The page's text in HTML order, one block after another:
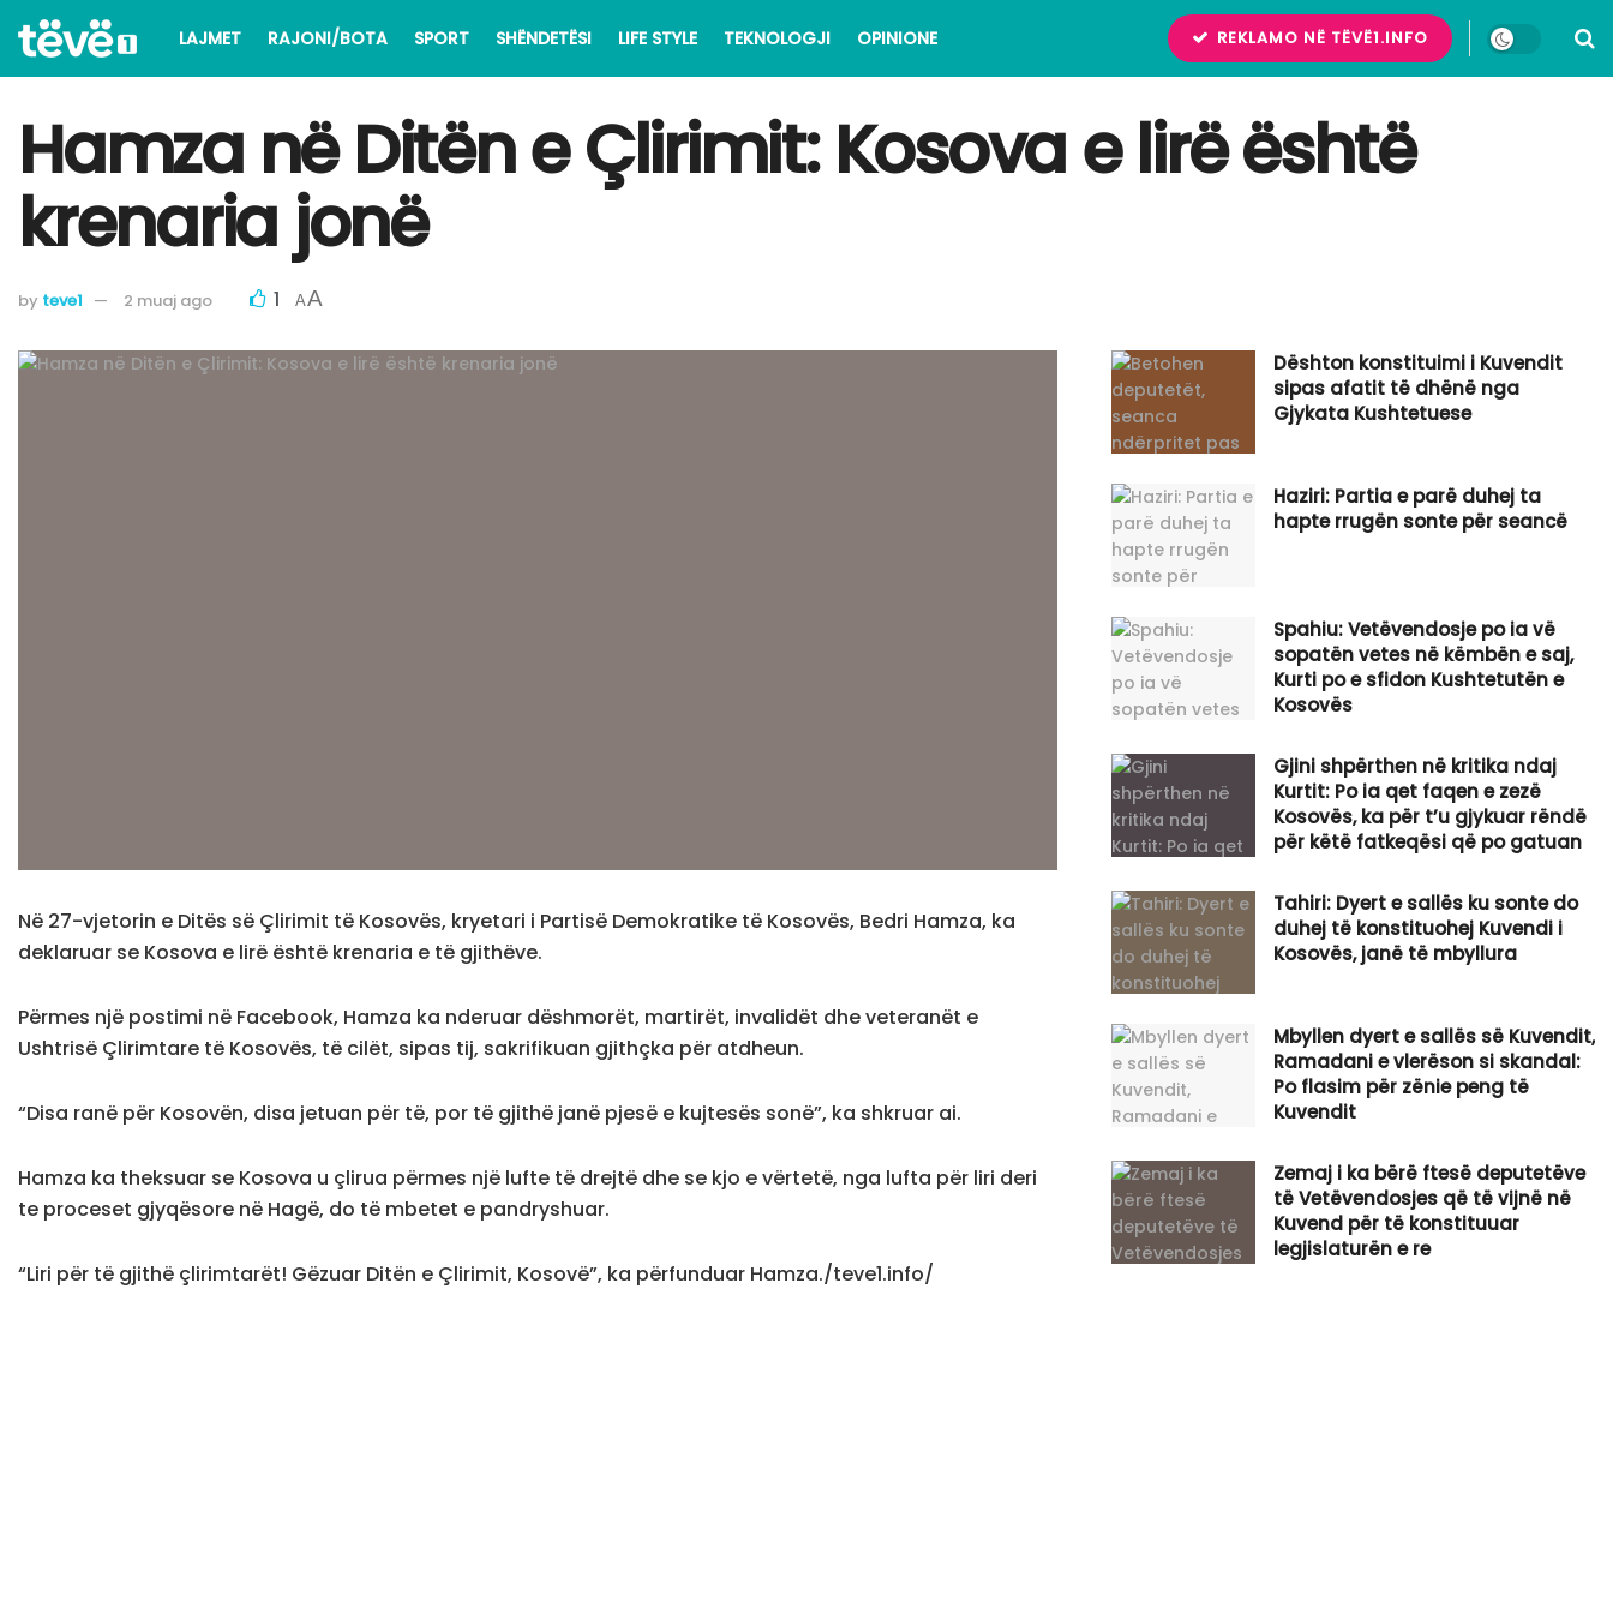
LAJMET RAJONI/BOTA SPORT SHËNDETËSI LIFE STYLE TEKNOLOGJI OPINIONE REKLAMO NË TËVË1.INFO
Hamza në Ditën e Çlirimit: Kosova e lirë është
krenaria jonë
by teve1 2 muaj ago 1 AA
Në 27-vjetorin e Ditës së Çlirimit të Kosovës, kryetari i Partisë Demokratike të Kosovës, Bedri Hamza, ka
deklaruar se Kosova e lirë është krenaria e të gjithëve.
Përmes një postimi në Facebook, Hamza ka nderuar dëshmorët, martirët, invalidët dhe veteranët e
Ushtrisë Çlirimtare të Kosovës, të cilët, sipas tij, sakrifikuan gjithçka për atdheun.
“Disa ranë për Kosovën, disa jetuan për të, por të gjithë janë pjesë e kujtesës sonë”, ka shkruar ai.
Hamza ka theksuar se Kosova u çlirua përmes një lufte të drejtë dhe se kjo e vërtetë, nga lufta për liri deri
te proceset gjyqësore në Hagë, do të mbetet e pandryshuar.
“Liri për të gjithë çlirimtarët! Gëzuar Ditën e Çlirimit, Kosovë”, ka përfunduar Hamza./teve1.info/
Dështon konstituimi i Kuvendit
sipas afatit të dhënë nga
Gjykata Kushtetuese
Haziri: Partia e parë duhej ta
hapte rrugën sonte për seancë
Spahiu: Vetëvendosje po ia vë
sopatën vetes në këmbën e saj,
Kurti po e sfidon Kushtetutën e
Kosovës
Gjini shpërthen në kritika ndaj
Kurtit: Po ia qet faqen e zezë
Kosovës, ka për t’u gjykuar rëndë
për këtë fatkeqësi që po gatuan
Tahiri: Dyert e sallës ku sonte do
duhej të konstituohej Kuvendi i
Kosovës, janë të mbyllura
Mbyllen dyert e sallës së Kuvendit,
Ramadani e vlerëson si skandal:
Po flasim për zënie peng të
Kuvendit
Zemaj i ka bërë ftesë deputetëve
të Vetëvendosjes që të vijnë në
Kuvend për të konstituuar
legjislaturën e re